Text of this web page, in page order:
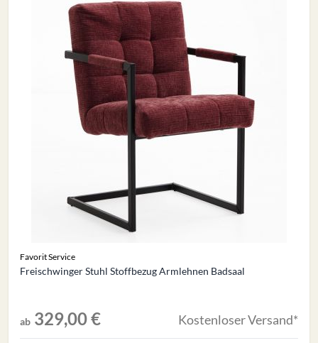
Favorit Service
Freischwinger Stuhl Stoffbezug Armlehnen Badsaal
ab 329,00 € Kostenloser Versand*